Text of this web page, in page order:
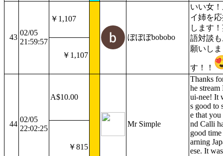
43
02/05
21:59:57
￥1,107
ぼぼぼbobobo
いい女
イ姉を
します
語対談
願いしま
す！！
￥1,107
44
02/05
22:02:25
A$10.00
Mr Simple
Thanks
he stream
ui-nee! It
s good to
e that you
nd Calli
good time
arning
ese. It
￥815